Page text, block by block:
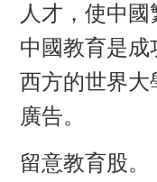
人才，使中
中國教育是成
西方的世界
廣告。
留意教育股。